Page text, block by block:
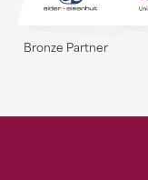
Bronze Partner